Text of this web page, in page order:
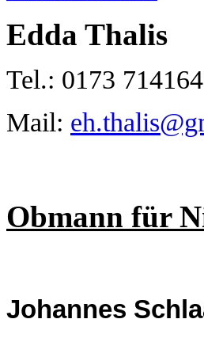
Edda Thalis
Tel.: 0173
Mail:
Obmann für
Johannes